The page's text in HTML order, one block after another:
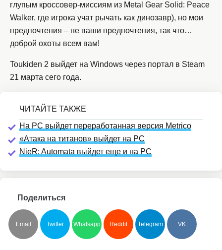
глупым кроссовер-миссиям из Metal Gear Solid: Peace
Walker, где игрока учат рычать как динозавр), но мои
предпочтения – не ваши предпочтения, так что…
доброй охоты всем вам!
Toukiden 2 выйдет на Windows через портал в Steam
21 марта сего года.
На PC выйдет переработанная версия Metrico
«Атака на титанов» выйдет на PC
NieR: Automata выйдет еще и на PC
Поделиться
Email Twitter Whatsapp Reddit Telegram VK